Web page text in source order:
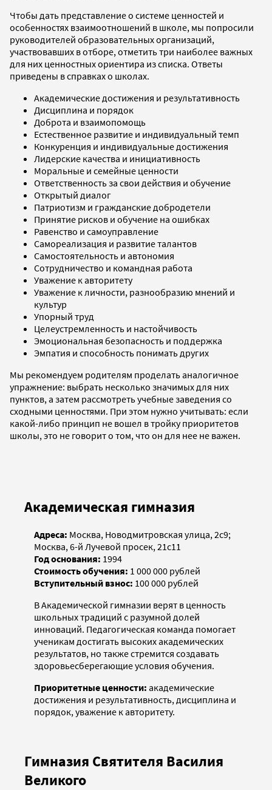
Чтобы дать представление о системе ценностей и
особенностях взаимоотношений в школе, мы попросили
руководителей образовательных организаций,
участвовавших в отборе, отметить три наиболее важных
для них ценностных ориентира из списка. Ответы
приведены в справках о школах.
Академические достижения и результативность
Дисциплина и порядок
Доброта и взаимопомощь
Естественное развитие и индивидуальный темп
Конкуренция и индивидуальные достижения
Лидерские качества и инициативность
Моральные и семейные ценности
Ответственность за свои действия и обучение
Открытый диалог
Патриотизм и гражданские добродетели
Принятие рисков и обучение на ошибках
Равенство и самоуправление
Самореализация и развитие талантов
Самостоятельность и автономия
Сотрудничество и командная работа
Уважение к авторитету
Уважение к личности, разнообразию мнений и
культур
Упорный труд
Целеустремленность и настойчивость
Эмоциональная безопасность и поддержка
Эмпатия и способность понимать других
Мы рекомендуем родителям проделать аналогичное
упражнение: выбрать несколько значимых для них
пунктов, а затем рассмотреть учебные заведения со
сходными ценностями. При этом нужно учитывать: если
какой-либо принцип не вошел в тройку приоритетов
школы, это не говорит о том, что он для нее не важен.
Академическая гимназия
Адреса: Москва, Новодмитровская улица, 2с9;
Москва, 6-й Лучевой просек, 21с11
Год основания: 1994
Стоимость обучения: 1 000 000 рублей
Вступительный взнос: 100 000 рублей
В Академической гимназии верят в ценность
школьных традиций с разумной долей
инноваций. Педагогическая команда помогает
ученикам достигать высоких академических
результатов, но также стремится создавать
здоровьесберегающие условия обучения.
Приоритетные ценности: академические
достижения и результативность, дисциплина и
порядок, уважение к авторитету.
Гимназия Святителя Василия
Великого